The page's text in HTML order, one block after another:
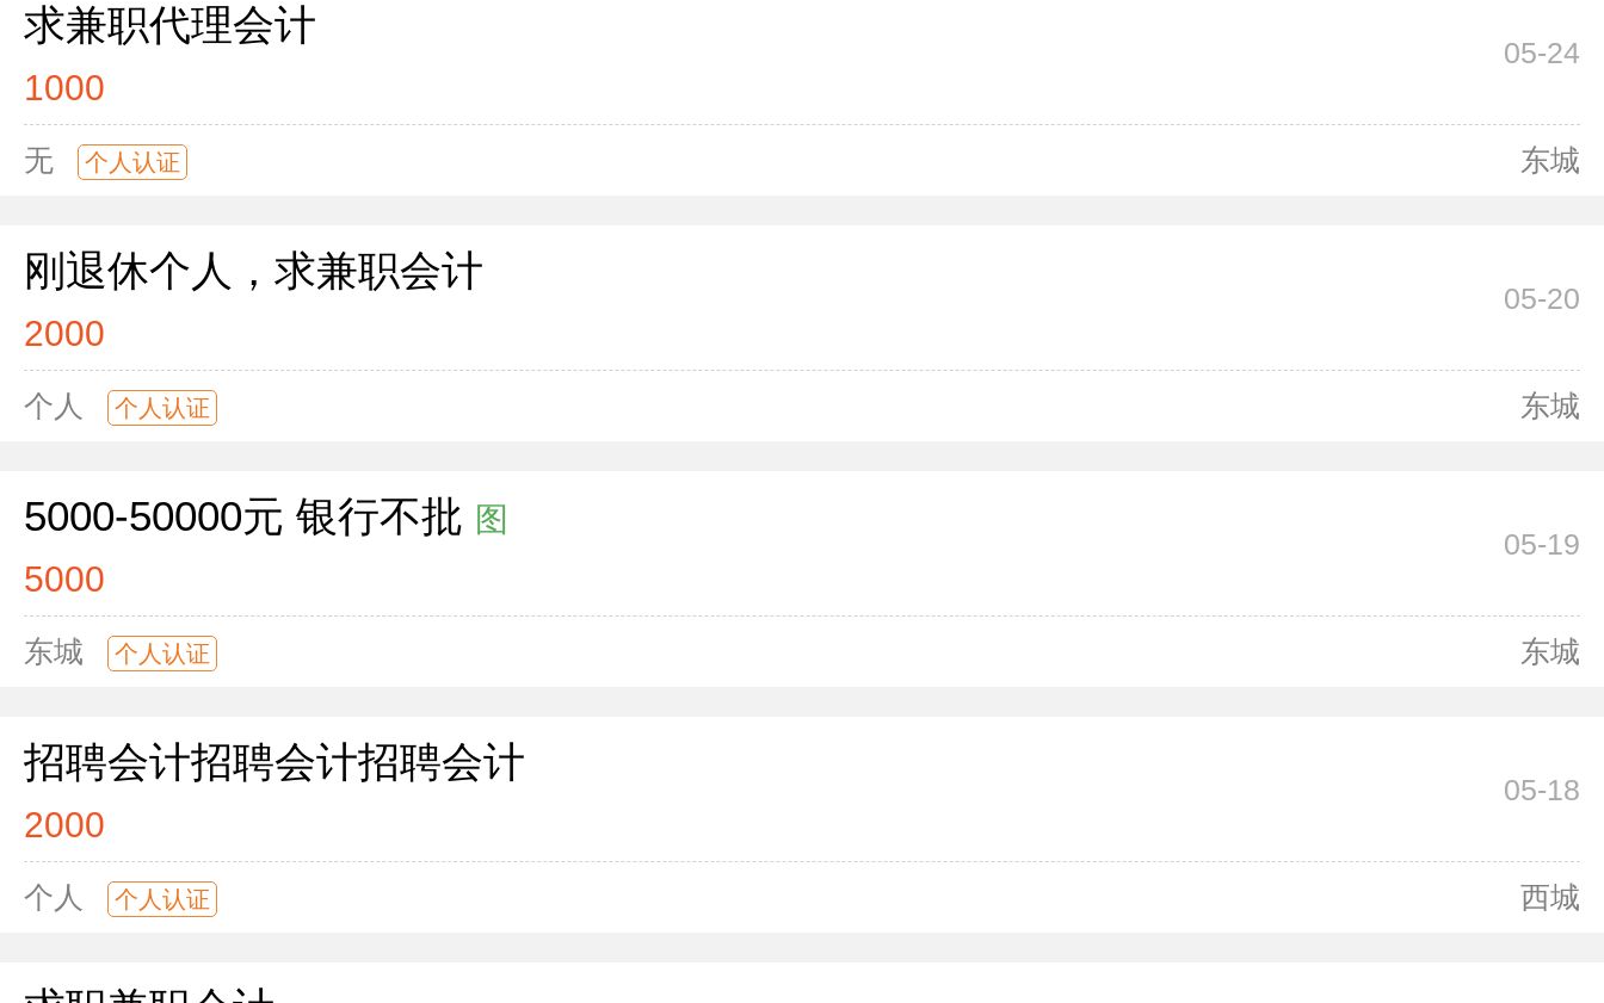
求兼职代理会计
1000
05-24
无 个人认证 东城
刚退休个人，求兼职会计
2000
05-20
个人 个人认证 东城
5000-50000元 银行不批 图
5000
05-19
东城 个人认证 东城
招聘会计招聘会计招聘会计
2000
05-18
个人 个人认证 西城